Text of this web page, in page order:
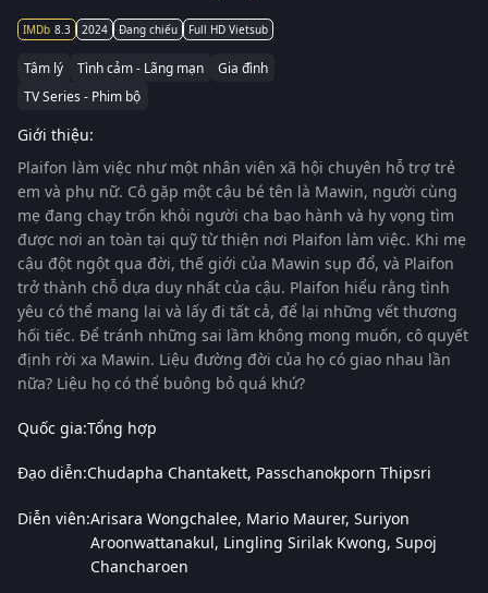
8.3 2024 Đang chiếu Full HD Vietsub
Tâm lý Tình cảm - Lãng mạn
Gia đình
TV Series - Phim bộ
Giới thiệu:
Plaifon làm việc như một nhân viên xã hội chuyên hỗ trợ trẻ
em và phụ nữ. Cô gặp một cậu bé tên là Mawin, người cùng
mẹ đang chạy trốn khỏi người cha bạo hành và hy vọng tìm
được nơi an toàn tại quỹ từ thiện nơi Plaifon làm việc. Khi mẹ
cậu đột ngột qua đời, thế giới của Mawin sụp đổ, và Plaifon
trở thành chỗ dựa duy nhất của cậu. Plaifon hiểu rằng tình
yêu có thể mang lại và lấy đi tất cả, để lại những vết thương
hối tiếc. Để tránh những sai lầm không mong muốn, cô quyết
định rời xa Mawin. Liệu đường đời của họ có giao nhau lần
nữa? Liệu họ có thể buông bỏ quá khứ?
Quốc gia:Tổng hợp
Đạo diễn:Chudapha Chantakett Passchanokporn Thipsri
Diễn viên:Arisara Wongchalee Mario Maurer Suriyon
Aroonwattanakul Lingling Sirilak Kwong Supoj
Chancharoen